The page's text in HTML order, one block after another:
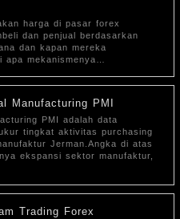
harga di pasar forex
dan penjual berdasarkan
dan kapan mereka
mekanismenya…
Manufacturing PMI
PMI adalah data
tingkat aktivitas purchasing
Jerman.Angka di atas
ekspansi sektor manufaktur,
Trading Forex